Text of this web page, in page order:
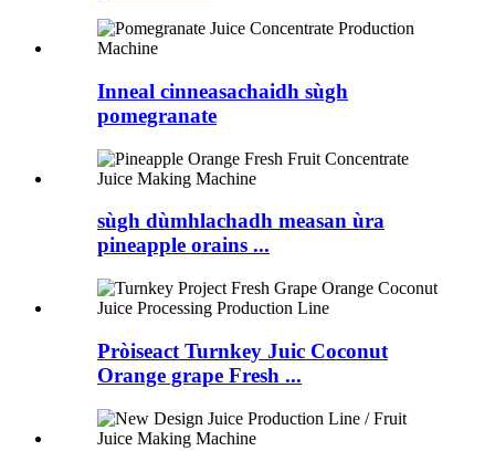
Inneal cinneasachaidh sùgh
pomegranate
sùgh dùmhlachadh measan ùra
pineapple orains ...
Pròiseact Turnkey Juic Coconut
Orange grape Fresh ...